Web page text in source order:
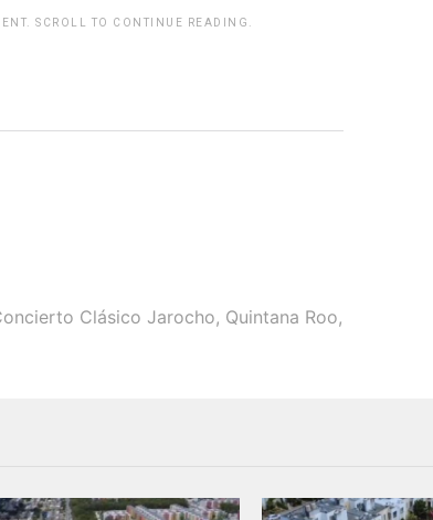
SCROLL TO CONTINUE READING.
Clásico Jarocho, Quintana Roo,